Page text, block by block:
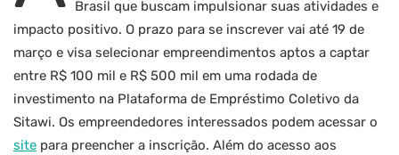
Brasil que buscam impulsionar suas atividades e
impacto positivo. O prazo para se inscrever vai até 19 de
março e visa selecionar empreendimentos aptos a captar
entre R$ 100 mil e R$ 500 mil em uma rodada de
investimento na Plataforma de Empréstimo Coletivo da
Sitawi. Os empreendedores interessados podem acessar o
site para preencher a inscrição. Além do acesso aos